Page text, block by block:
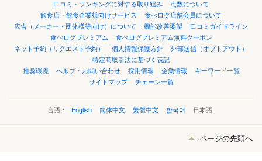
口コミ・ランキングに対する取り組み
点数について
飲食店・飲食企業様向けサービス
食べログ店舗会員について
広告（メーカー・団体様等向け）について
機能改善要望
口コミガイドライン
食べログプレミアム
食べログプレミアム無料クーポン
ネット予約（リクエスト予約）
個人情報保護方針
外部送信（オプトアウト）
特定商取引法に基づく表記
推奨環境
ヘルプ・お問い合わせ 採用情報 企業情報
キーワード一覧
サイトマップ
チェーン一覧
言語： English 简体中文 繁體中文 한국어 日本語
ページの先頭へ